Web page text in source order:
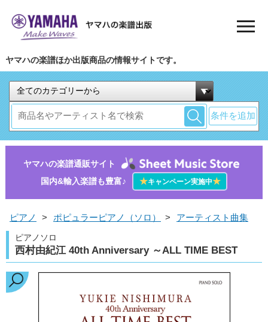
ヤマハの楽譜ほか出版商品の情報サイトです。
条件を追加
ヤマハの楽譜通販サイト
国内&輸入楽譜も豊富♪
★キャンペーン実施中★
ピアノ > ポピュラーピアノ（ソロ） > アーティスト曲集
ピアノソロ
西村由紀江 40th Anniversary ～ALL TIME BEST